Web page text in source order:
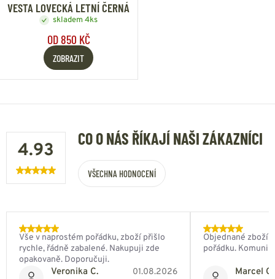
VESTA LOVECKÁ LETNÍ ČERNÁ
skladem 4ks
OD 850 KČ
ZOBRAZIT
4.93
CO O NÁS ŘÍKAJÍ NAŠI ZÁKAZNÍCI
VŠECHNA HODNOCENÍ
Veronika C. 01.08.2026
Vše v naprostém pořádku, zboží přišlo
rychle, řádně zabalené. Nakupuji zde
opakovaně. Doporučuji.
Marcel
Objednané zboží
pořádku.